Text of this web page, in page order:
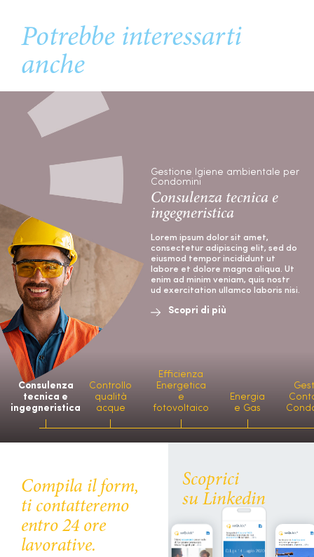
Potrebbe interessarti
anche
Gestione Igiene ambientale per
Condomini
Consulenza tecnica e
ingegneristica
Lorem ipsum dolor sit amet,
consectetur adipiscing elit, sed do
eiusmod tempor incididunt ut
labore et dolore magna aliqua. Ut
enim ad minim veniam, quis nostr
ud exercitation ullamco laboris nisi.
Scopri di più
Consulenza
tecnica e
ingegneristica
Controllo
qualità
acque
Efficienza
Energetica
e
fotovoltaico
Energia
e Gas
Compila il form,
ti contatteremo
entro 24 ore
lavorative.
Scoprici
su Linkedin